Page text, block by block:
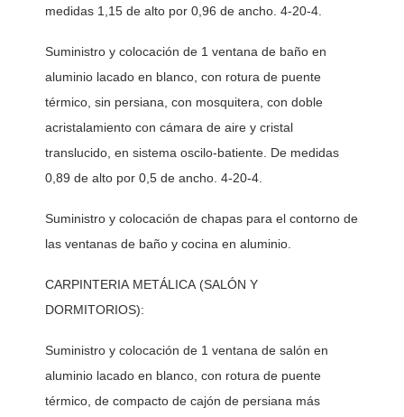
medidas 1,15 de alto por 0,96 de ancho. 4-20-4.
Suministro y colocación de 1 ventana de baño en
aluminio lacado en blanco, con rotura de puente
térmico, sin persiana, con mosquitera, con doble
acristalamiento con cámara de aire y cristal
translucido, en sistema oscilo-batiente. De medidas
0,89 de alto por 0,5 de ancho. 4-20-4.
Suministro y colocación de chapas para el contorno de
las ventanas de baño y cocina en aluminio.
CARPINTERIA METÁLICA (SALÓN Y
DORMITORIOS):
Suministro y colocación de 1 ventana de salón en
aluminio lacado en blanco, con rotura de puente
térmico, de compacto de cajón de persiana más